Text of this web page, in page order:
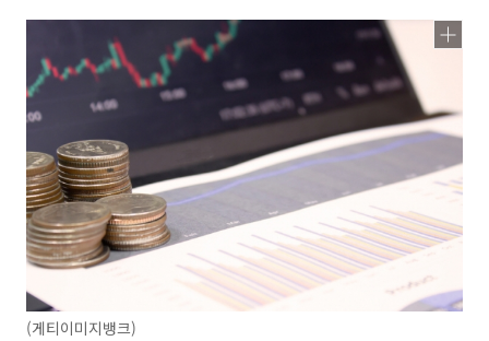
(게티이미지뱅크)